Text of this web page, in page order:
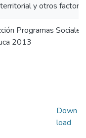
y otros
Programas
2013
Down
load